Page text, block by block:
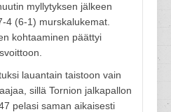
myllytyksen jälkeen
4 (6-1) murskalukemat.
kohtaaminen päättyi
lauantain taistoon vain
sillä Tornion jalkapallon
pelasi saman aikaisesti